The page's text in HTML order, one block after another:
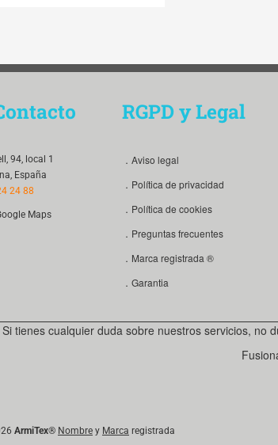
94, local 1
España
24 88
Maps
RGPD y Legal
．Aviso legal
．Política de privacidad
．Política de cookies
．Preguntas frecuentes
．Marca registrada ®
．Garantia
Si tienes cualquier duda sobre nuestros servicios, no
ArmiTex® Nombre y Marca registrada